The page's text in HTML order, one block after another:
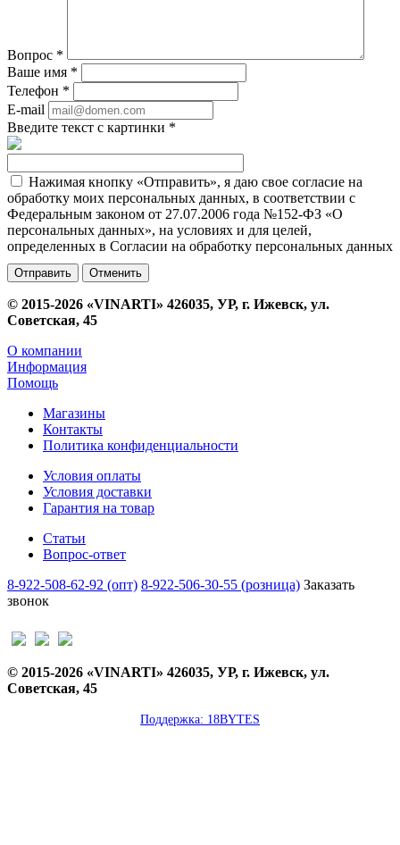
Вопрос *
Ваше имя *
Телефон *
E-mail
Введите текст с картинки *
Нажимая кнопку «Отправить», я даю свое согласие на
обработку моих персональных данных, в соответствии с
Федеральным законом от 27.07.2006 года №152-ФЗ «О
персональных данных», на условиях и для целей,
определенных в Согласии на обработку персональных данных
Отменить
© 2015-2026 «VINARTI» 426035, УР, г. Ижевск, ул.
Советская, 45
О компании
Информация
Помощь
Магазины
Контакты
Политика конфиденциальности
Условия оплаты
Условия доставки
Гарантия на товар
Статьи
Вопрос-ответ
8-922-508-62-92 (опт) 8-922-506-30-55 (розница) Заказать
звонок
© 2015-2026 «VINARTI» 426035, УР, г. Ижевск, ул.
Советская, 45
Поддержка: 18BYTES